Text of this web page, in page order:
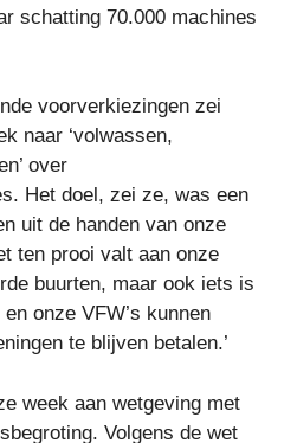
schatting 70.000 machines
voorverkiezingen zei
naar ‘volwassen,
over
Het doel, zei ze, was een
uit de handen van onze
ten prooi valt aan onze
buurten, maar ook iets is
onze VFW’s kunnen
te blijven betalen.’
week aan wetgeving met
Volgens de wet